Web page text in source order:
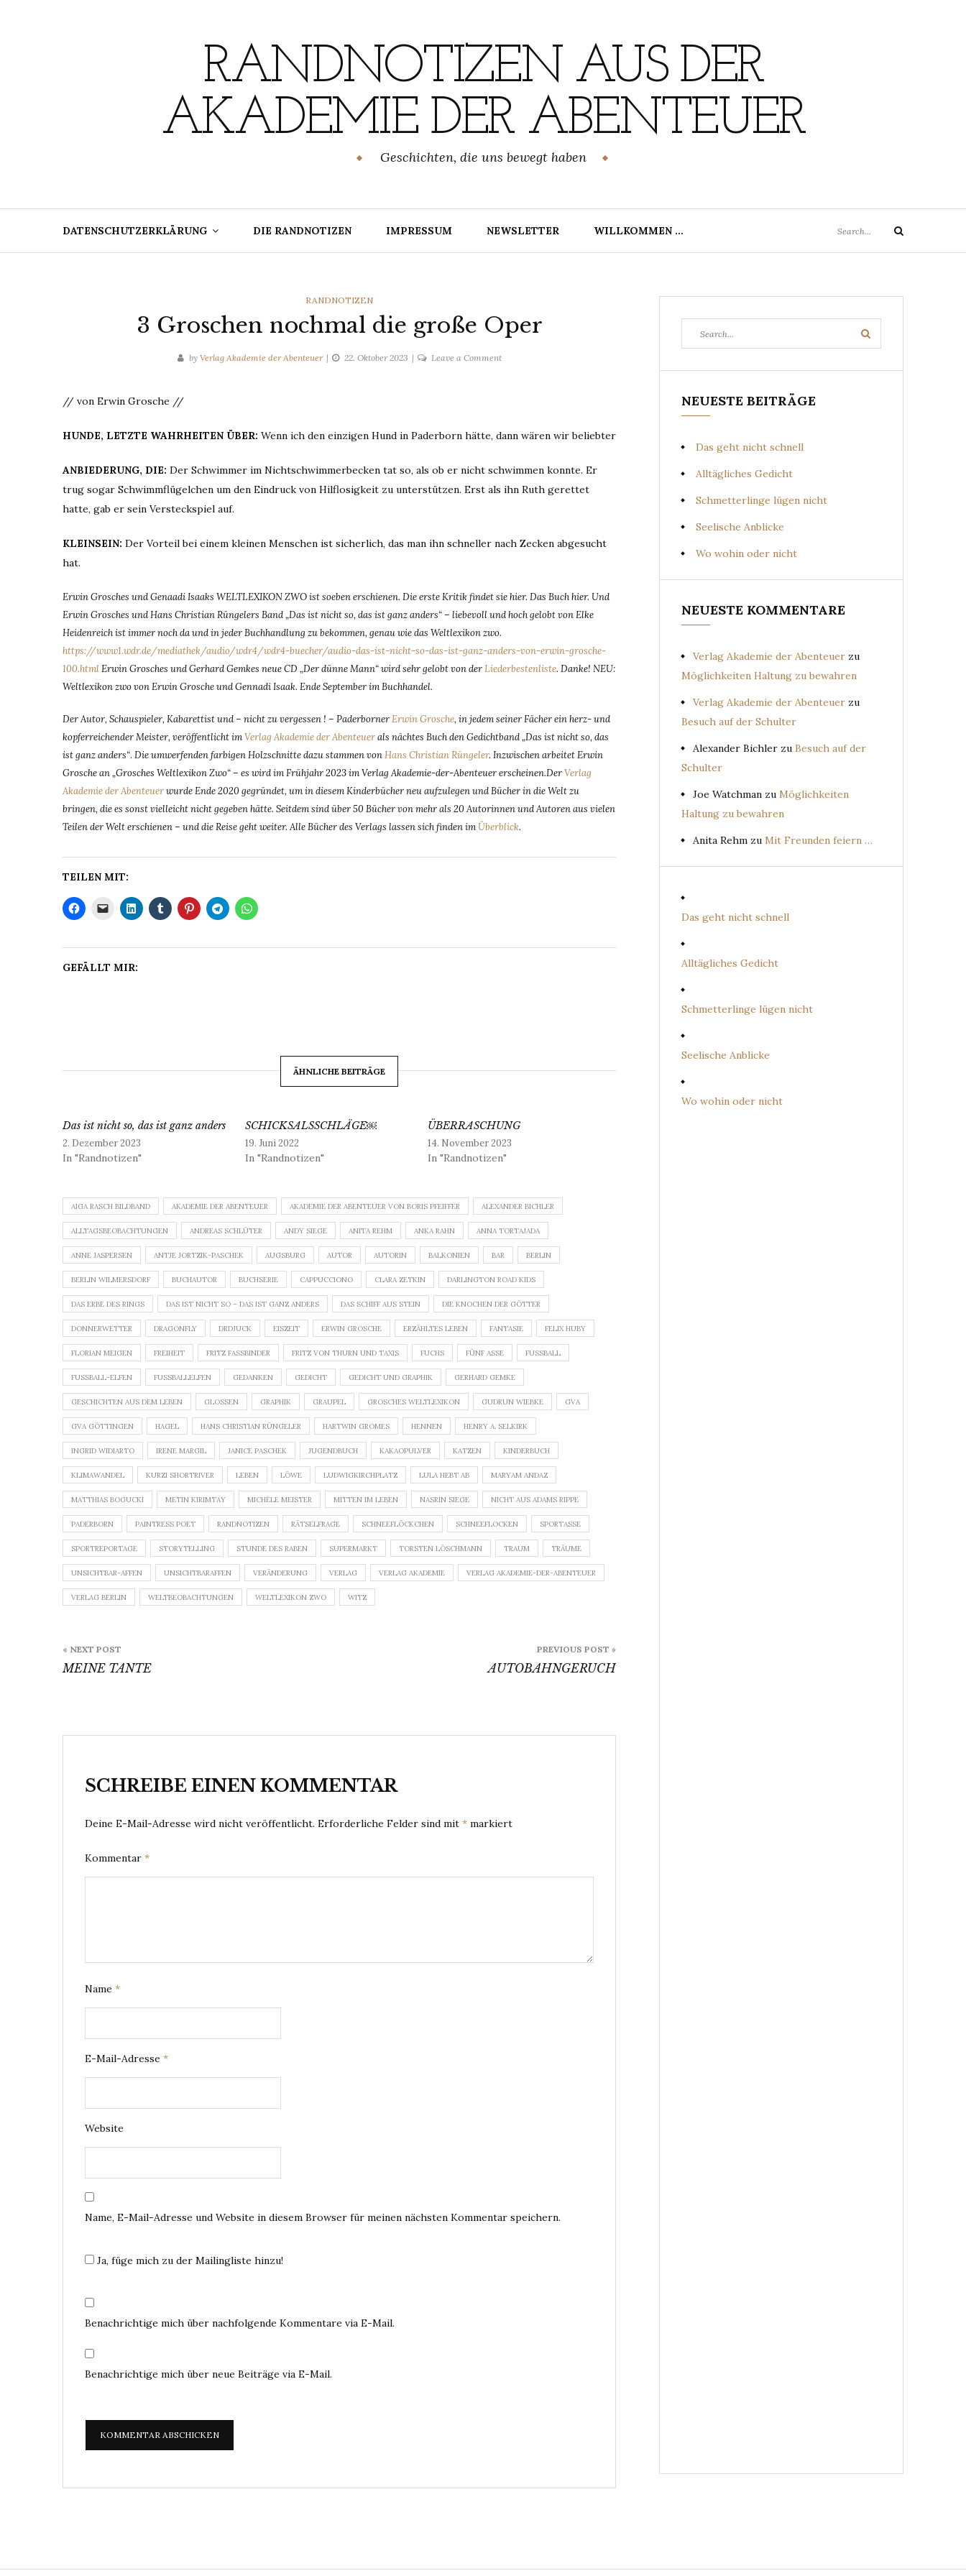
RANDNOTIZEN AUS DER
AKADEMIE DER ABENTEUER
Geschichten, die uns bewegt haben
DATENSCHUTZERKLÄRUNG DIE RANDNOTIZEN IMPRESSUM NEWSLETTER WILLKOMMEN …
for:
Search
CATEGORIES
RANDNOTIZEN
3 Groschen nochmal die große Oper
by Verlag Akademie der Abenteuer 22. Oktober 2023 Leave a Commenton
große
// von Erwin Grosche //
HUNDE, LETZTE WAHRHEITEN ÜBER: Wenn ich den einzigen Hund in Paderborn hätte, dann wären wir beliebter
ANBIEDERUNG, DIE: Der Schwimmer im Nichtschwimmerbecken tat so, als ob er nicht schwimmen konnte. Er
trug sogar Schwimmflügelchen um den Eindruck von Hilflosigkeit zu unterstützen. Erst als ihn Ruth gerettet
hatte, gab er sein Versteckspiel auf.
KLEINSEIN: Der Vorteil bei einem kleinen Menschen ist sicherlich, das man ihn schneller nach Zecken abgesucht
hat.
Erwin Grosches und Genaadi Isaaks WELTLEXIKON ZWO ist soeben erschienen. Die erste Kritik findet sie hier. Das Buch hier. Und
Erwin Grosches und Hans Christian Rüngelers Band „Das ist nicht so, das ist ganz anders“ – liebevoll und hoch gelobt von Elke
Heidenreich ist immer noch da und in jeder Buchhandlung zu bekommen, genau wie das Weltlexikon zwo.
https://www1.wdr.de/mediathek/audio/wdr4/wdr4-buecher/audio-das-ist-nicht-so-das-ist-ganz-anders-von-erwin-grosche-
100.htmlErwin Grosches und Gerhard Gemkes neue CD „Der dünne Mann“ wird sehr gelobt von derLiederbestenliste. Danke! NEU:
Weltlexikon zwo von Erwin Grosche und Gennadi Isaak. Ende September im Buchhandel.
Der Autor, Schauspieler, Kabarettist und – nicht zu vergessen ! – PaderbornerErwin Grosche, in jedem seiner Fächer ein herz- und
kopferreichender Meister, veröffentlicht imVerlag Akademie der Abenteuerals nächtes Buch den Gedichtband „Das ist nicht so, das
ist ganz anders“. Die umwerfenden farbigen Holzschnitte dazu stammen vonHans Christian Rüngeler. Inzwischen arbeitet Erwin
Grosche an „Grosches Weltlexikon Zwo“ – es wird im Frühjahr 2023 im Verlag Akademie-der-Abenteuer erscheinen.DerVerlag
Akademie der Abenteuerwurde Ende 2020 gegründet, um in diesem Kinderbücher neu aufzulegen und Bücher in die Welt zu
bringen, die es sonst vielleicht nicht gegeben hätte. Seitdem sind über 50 Bücher von mehr als 20 Autorinnen und Autoren aus vielen
Teilen der Welt erschienen – und die Reise geht weiter. Alle Bücher des Verlags lassen sich finden imÜberblick.
TEILEN MIT:
GEFÄLLT MIR:
ÄHNLICHE BEITRÄGE
Das ist nicht so, das ist ganz anders
2. Dezember 2023
In "Randnotizen"
SCHICKSALSSCHLÄGE￼
19. Juni 2022
In "Randnotizen"
ÜBERRASCHUNG
14. November 2023
In "Randnotizen"
AIGA RASCH BILDBAND AKADEMIE DER ABENTEUER AKADEMIE DER ABENTEUER VON BORIS PFEIFFER ALEXANDER BICHLER
ALLTAGSBEOBACHTUNGEN ANDREAS SCHLÜTER ANDY SIEGE ANITA REHM ANKA RAHN ANNA TORTAJADA
ANNE JASPERSEN ANTJE JORTZIK-PASCHEK AUGSBURG AUTOR AUTORIN BALKONIEN BAR BERLIN
BERLIN WILMERSDORF BUCHAUTOR BUCHSERIE CAPPUCCIONO CLARA ZETKIN DARLINGTON ROAD KIDS
DAS ERBE DES RINGS DAS IST NICHT SO – DAS IST GANZ ANDERS DAS SCHIFF AUS STEIN DIE KNOCHEN DER GÖTTER
DONNERWETTER DRAGONFLY DRDJUCK EISZEIT ERWIN GROSCHE ERZÄHLTES LEBEN FANTASIE FELIX HUBY
FLORIAN MEIGEN FREIHEIT FRITZ FASSBINDER FRITZ VON THURN UND TAXIS FUCHS FÜNF ASSE FUSSBALL
FUSSBALL-ELFEN FUSSBALLELFEN GEDANKEN GEDICHT GEDICHT UND GRAPHIK GERHARD GEMKE
GESCHICHTEN AUS DEM LEBEN GLOSSEN GRAPHIK GRAUPEL GROSCHES WELTLEXIKON GUDRUN WIEBKE GVA
GVA GÖTTINGEN HAGEL HANS CHRISTIAN RÜNGELER HARTWIN GROMES HENNEN HENRY A. SELKIRK
INGRID WIDIARTO IRENE MARGIL JANICE PASCHEK JUGENDBUCH KAKAOPULVER KATZEN KINDERBUCH
KLIMAWANDEL KURZI SHORTRIVER LEBEN LÖWE LUDWIGKIRCHPLATZ LULA HEBT AB MARYAM ANDAZ
MATTHIAS BOGUCKI METIN KIRIMTAY MICHÈLE MEISTER MITTEN IM LEBEN NASRIN SIEGE NICHT AUS ADAMS RIPPE
PADERBORN PAINTRESS POET RANDNOTIZEN RÄTSELFRAGE SCHNEEFLÖCKCHEN SCHNEEFLOCKEN SPORTASSE
SPORTREPORTAGE STORYTELLING STUNDE DES RABEN SUPERMARKT TORSTEN LÖSCHMANN TRAUM TRÄUME
UNSICHTBAR-AFFEN UNSICHTBARAFFEN VERÄNDERUNG VERLAG VERLAG AKADEMIE VERLAG AKADEMIE-DER-ABENTEUER
VERLAG BERLIN WELTBEOBACHTUNGEN WELTLEXIKON ZWO WITZ
PREVIOUS POST »
AUTOBAHNGERUCH
« NEXT POST
MEINE TANTE
SCHREIBE EINEN KOMMENTAR
Deine E-Mail-Adresse wird nicht veröffentlicht. Erforderliche Felder sind mit * markiert
Kommentar *
Name *
E-Mail-Adresse *
Website
Name, E-Mail-Adresse und Website in diesem Browser für meinen nächsten Kommentar speichern.
Ja, füge mich zu der Mailingliste hinzu!
Benachrichtige mich über nachfolgende Kommentare via E-Mail.
Benachrichtige mich über neue Beiträge via E-Mail.
for:
Search
NEUESTE BEITRÄGE
Das geht nicht schnell
Alltägliches Gedicht
Schmetterlinge lügen nicht
Seelische Anblicke
Wo wohin oder nicht
NEUESTE KOMMENTARE
Verlag Akademie der Abenteuer zu
Möglichkeiten Haltung zu bewahren
Verlag Akademie der Abenteuer zu
Besuch auf der Schulter
Alexander Bichler zu Besuch auf der
Schulter
Joe Watchman zu Möglichkeiten
Haltung zu bewahren
Anita Rehm zu Mit Freunden feiern …
Das geht nicht schnell
Alltägliches Gedicht
Schmetterlinge lügen nicht
Seelische Anblicke
Wo wohin oder nicht